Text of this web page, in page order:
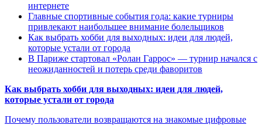
интернете
Главные спортивные события года: какие турниры
привлекают наибольшее внимание болельщиков
Как выбрать хобби для выходных: идеи для людей,
которые устали от города
В Париже стартовал «Ролан Гаррос» — турнир начался с
неожиданностей и потерь среди фаворитов
Как выбрать хобби для выходных: идеи для людей,
которые устали от города
Почему пользователи возвращаются на знакомые цифровые